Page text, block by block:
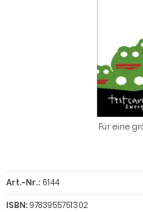
Für eine
Art.-Nr.: 6144
ISBN:9783955751302